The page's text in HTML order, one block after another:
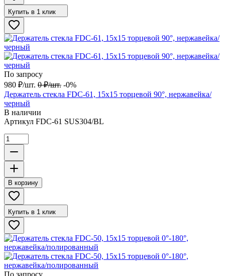
Купить в 1 клик
По запросу
980 ₽/шт. 0 ₽/шт. -0%
Держатель стекла FDC-61, 15х15 торцевой 90°, нержавейка/
черный
В наличии
Артикул FDC-61 SUS304/BL
В корзину
Купить в 1 клик
По запросу